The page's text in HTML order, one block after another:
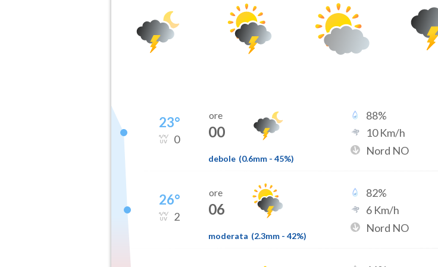
23°
0
ore
00
debole (0.6mm - 45%)
88%
10Km/h
Nord NO
26°
2
ore
06
moderata (2.3mm - 42%)
82%
6 Km/h
Nord NO